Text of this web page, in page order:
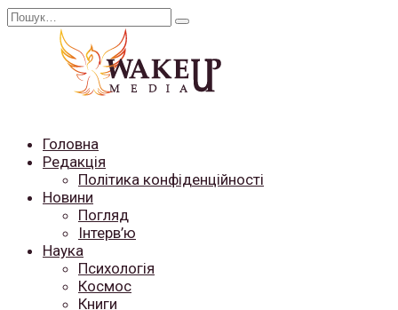
Перейти
Search
Головна
Редакція
Політика конфіденційності
Новини
Погляд
Інтерв’ю
Наука
Психологія
Космос
Книги